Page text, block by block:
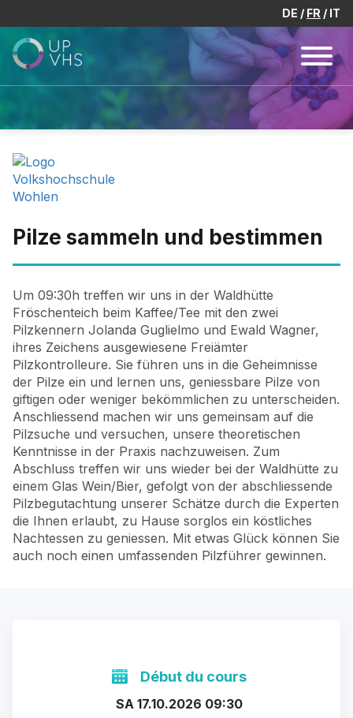
DE FR IT
Pilze sammeln und bestimmen
Um 09:30h treffen wir uns in der Waldhütte
Fröschenteich beim Kaffee/Tee mit den zwei
Pilzkennern Jolanda Guglielmo und Ewald Wagner,
ihres Zeichens ausgewiesene Freiämter
Pilzkontrolleure. Sie führen uns in die Geheimnisse
der Pilze ein und lernen uns, geniessbare Pilze von
giftigen oder weniger bekömmlichen zu unterscheiden.
Anschliessend machen wir uns gemeinsam auf die
Pilzsuche und versuchen, unsere theoretischen
Kenntnisse in der Praxis nachzuweisen. Zum
Abschluss treffen wir uns wieder bei der Waldhütte zu
einem Glas Wein/Bier, gefolgt von der abschliessende
Pilzbegutachtung unserer Schätze durch die Experten
die Ihnen erlaubt, zu Hause sorglos ein köstliches
Nachtessen zu geniessen. Mit etwas Glück können Sie
auch noch einen umfassenden Pilzführer gewinnen.
Début du cours
SA 17.10.2026 09:30